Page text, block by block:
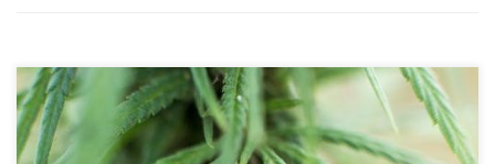
Mniejszościowa partia SSW składa wniosek o legalizację
marihuany. Jednak przeszkody prawne dla Schleswig-Holstein,